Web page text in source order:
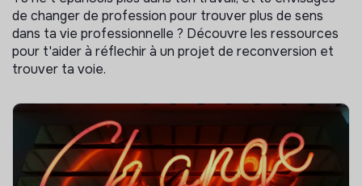
de changer de profession pour trouver plus de sens
dans ta vie professionnelle ? Découvre les ressources
pour t'aider à réflechir à un projet de reconversion et
trouver ta voie.